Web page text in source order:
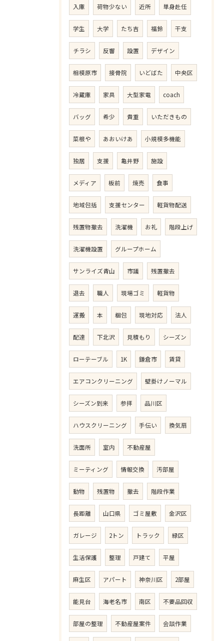
入庫 荷物少ない 近所 単身赴任
学生 大学 たち吉 福鈴 干支
チラシ 反響 設置 デザイン
相模原市 接骨院 いどばた 中央区
冷蔵庫 家具 大型家電 coach
バッグ 希少 貴重 いただきもの
菜根や あおいけあ 小規模多機能
独居 支援 亀井野 施設
メディア 板前 焼売 食事
地域包括 支援センター 軽貨物配送
残置物撤去 洗濯機 お礼 階段上げ
洗濯機設置 グループホーム
サンライズ青山 市議 残置撤去
退去 職人 現場ゴミ 軽貨物
運搬 本 梱包 現地対応 法人
配達 下北沢 見積もり シーズン
ローテーブル 1K 鎌倉市 賃貸
エアコンクリーニング 壁掛けノーマル
シーズン到来 参拝 品川区
ハウスクリーニング 手伝い 換気扇
洗面所 室内 不動産屋
ミーティング 情報交換 汚部屋
動物 残置物 撤去 階段作業
長距離 山口県 ゴミ屋敷 金沢区
ガレージ 2トン トラック 緑区
生活保護 整理 戸建て 平屋
麻生区 アパート 神奈川区 2部屋
能見台 海老名市 南区 不要品回収
部屋の整理 不動産屋案件 会談作業